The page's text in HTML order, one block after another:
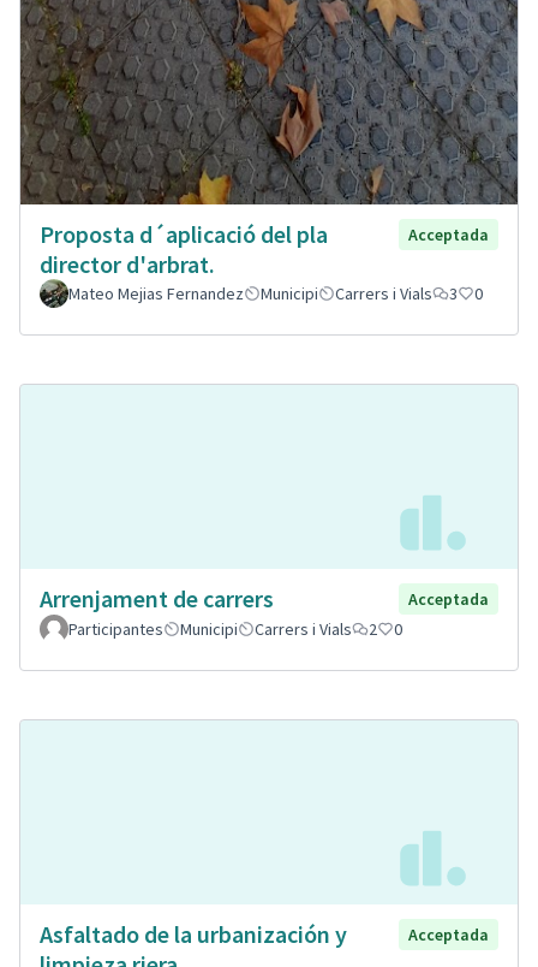
Proposta d´aplicació del pla
director d'arbrat.
Acceptada
Mateo Mejias Fernandez Municipi Carrers i Vials 3 0
Arrenjament de carrers
Acceptada
Participantes
Municipi Carrers i Vials 2 0
Asfaltado de la urbanización y
Acceptada